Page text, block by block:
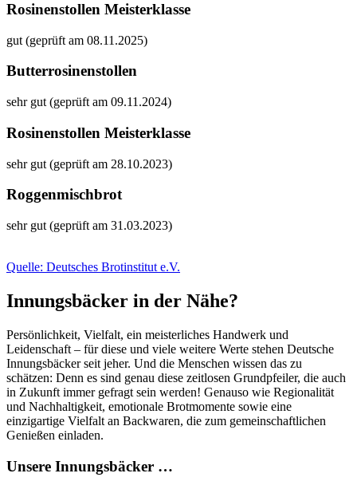
Rosinenstollen Meisterklasse
gut (geprüft am 08.11.2025)
Butterrosinenstollen
sehr gut (geprüft am 09.11.2024)
Rosinenstollen Meisterklasse
sehr gut (geprüft am 28.10.2023)
Roggenmischbrot
sehr gut (geprüft am 31.03.2023)
Quelle: Deutsches Brotinstitut e.V.
Innungsbäcker in der Nähe?
Persönlichkeit, Vielfalt, ein meisterliches Handwerk und
Leidenschaft – für diese und viele weitere Werte stehen Deutsche
Innungsbäcker seit jeher. Und die Menschen wissen das zu
schätzen: Denn es sind genau diese zeitlosen Grundpfeiler, die auch
in Zukunft immer gefragt sein werden! Genauso wie Regionalität
und Nachhaltigkeit, emotionale Brotmomente sowie eine
einzigartige Vielfalt an Backwaren, die zum gemeinschaftlichen
Genießen einladen.
Unsere Innungsbäcker …